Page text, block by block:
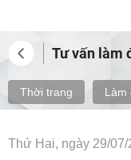
Tư vấn làm
Thời trang Làm
Thứ Hai, ngày 29/07/